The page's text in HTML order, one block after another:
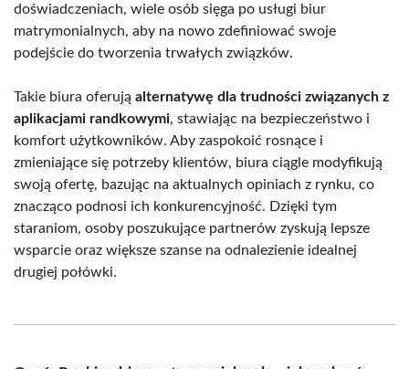
doświadczeniach, wiele osób sięga po usługi biur
matrymonialnych, aby na nowo zdefiniować swoje
podejście do tworzenia trwałych związków.
Takie biura oferują alternatywę dla trudności związanych z
aplikacjami randkowymi, stawiając na bezpieczeństwo i
komfort użytkowników. Aby zaspokoić rosnące i
zmieniające się potrzeby klientów, biura ciągle modyfikują
swoją ofertę, bazując na aktualnych opiniach z rynku, co
znacząco podnosi ich konkurencyjność. Dzięki tym
staraniom, osoby poszukujące partnerów zyskują lepsze
wsparcie oraz większe szanse na odnalezienie idealnej
drugiej połówki.